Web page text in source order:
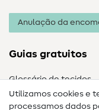
Anulação da
Guias gratuitos
Glossário de tecidos
Utilizamos cookies e
processamos dados